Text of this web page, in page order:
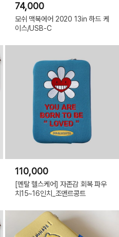
74,000
모쉬 맥북에어 2020 13in 하드 케
이스/USB-C
110,000
[멘탈 헬스케어] 자존감 회복 파우
치15~16인치_조앤르콩트